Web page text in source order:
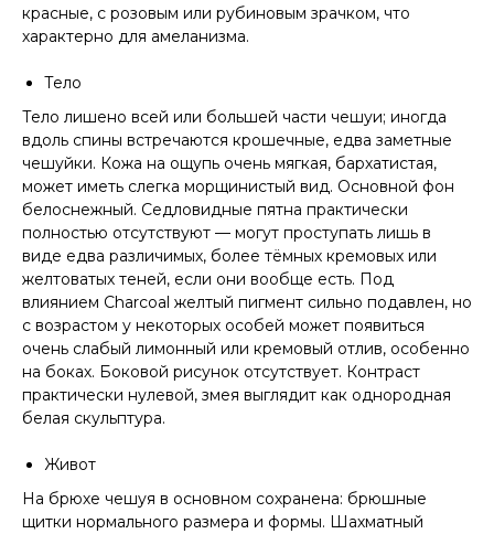
красные, с розовым или рубиновым зрачком, что
характерно для амеланизма.
Тело
Тело лишено всей или большей части чешуи; иногда
вдоль спины встречаются крошечные, едва заметные
чешуйки. Кожа на ощупь очень мягкая, бархатистая,
может иметь слегка морщинистый вид. Основной фон
белоснежный. Седловидные пятна практически
полностью отсутствуют — могут проступать лишь в
виде едва различимых, более тёмных кремовых или
желтоватых теней, если они вообще есть. Под
влиянием Charcoal желтый пигмент сильно подавлен, но
с возрастом у некоторых особей может появиться
очень слабый лимонный или кремовый отлив, особенно
на боках. Боковой рисунок отсутствует. Контраст
практически нулевой, змея выглядит как однородная
белая скульптура.
Живот
На брюхе чешуя в основном сохранена: брюшные
щитки нормального размера и формы. Шахматный